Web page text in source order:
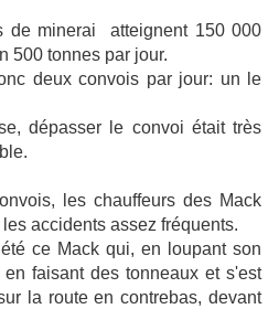
de minerai atteignent 150 000
500 tonnes par jour.
deux convois par jour: un le
dépasser le convoi était très
les chauffeurs des Mack
accidents assez fréquents.
ce Mack qui, en loupant son
faisant des tonneaux et s'est
la route en contrebas, devant